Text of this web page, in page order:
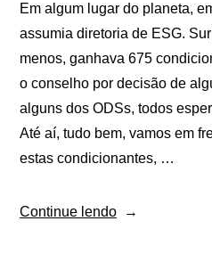
Em algum lugar do planeta,
assumia diretoria de ESG.
menos, ganhava 675
o conselho por decisão de
alguns dos ODSs, todos
Até aí, tudo bem, vamos em
estas condicionantes, …
Continue lendo